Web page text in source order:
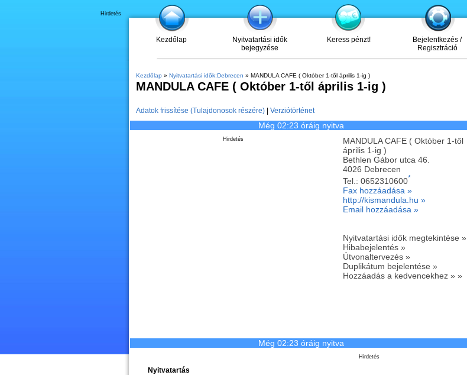
Kezdőlap
Nyitvatartási idők
bejegyzése
Keress pénzt!
Bejelentkezés /
Regisztráció
Hirdetés
Kezdőlap» Nyitvatartási idők:Debrecen » MANDULA CAFE ( Október 1-től április 1-ig )
MANDULA CAFE ( Október 1-től április 1-ig )
Adatok frissítése (Tulajdonosok részére)| Verziótörténet
Még 02:23 óráig nyitva
MANDULA CAFE ( Október 1-től
április 1-ig )
Bethlen Gábor utca 46.
4026 Debrecen
Tel.: 0652310600*
Fax hozzáadása »
http://kismandula.hu »
Email hozzáadása »
Nyitvatartási idők megtekintése »
Hibabejelentés »
Útvonaltervezés »
Duplikátum bejelentése »
Hozzáadás a kedvencekhez » »
Hirdetés
Még 02:23 óráig nyitva
Hirdetés
Nyitvatartás